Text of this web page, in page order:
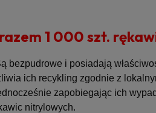
1 000 szt.
bezpudrowe i posiadają
ich recykling zgodnie z
zapobiegając ich
nitrylowych.